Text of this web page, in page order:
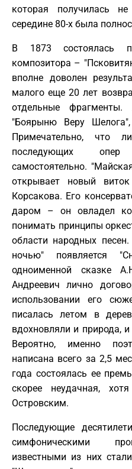
которая получилась
середине 80-х была
В 1873 состоялась
композитора –
вполне доволен
малого еще 20 лет
отдельные
"Боярыню Веру
Примечательно, что
последующих
самостоятельно.
открывает новый
Корсакова. Его
даром – он овладел
понимать принципы
области народных
ночью" появляется
одноименной сказке
Андреевич лично
использовании его
писалась летом в
вдохновляли и природа,
Вероятно, именно
написана всего за 2,5
года состоялась ее
скорее неудачная,
Островским.
Последующие
симфоническими
известными из них